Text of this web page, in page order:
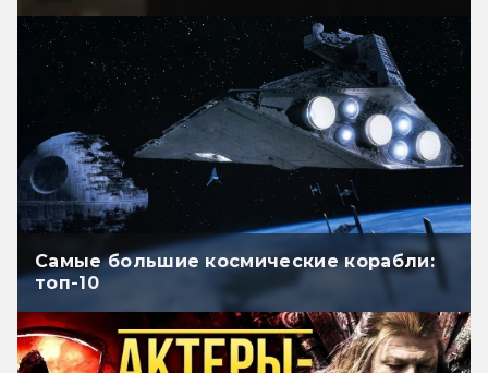
Самые большие космические корабли:
топ-10